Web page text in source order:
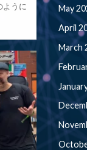
ように
May
April
March